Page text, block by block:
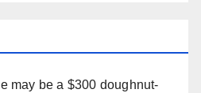
may be a $300 doughnut-